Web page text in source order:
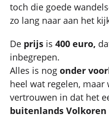
toch die goede
zo lang naar aan het
De prijs is 400 euro,
inbegrepen.
Alles is nog onder
heel wat regelen, maar
vertrouwen in dat het
buitenlands Volkoren